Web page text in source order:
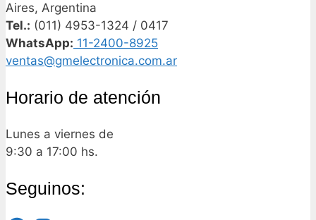
Aires, Argentina
Tel.: (011) 4953-1324 / 0417
WhatsApp: 11-2400-8925
ventas@gmelectronica.com.ar
Horario de atención
Lunes a viernes de
9:30 a 17:00 hs.
Seguinos: